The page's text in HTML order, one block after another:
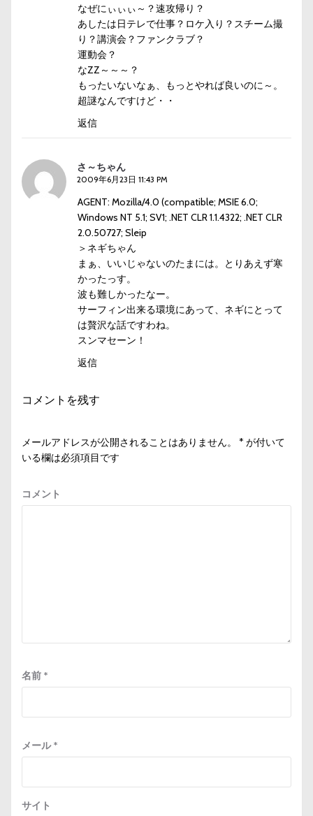
なぜにぃぃぃ～？速攻帰り？
あしたは日テレで仕事？ロケ入り？スチーム撮
り？講演会？ファンクラブ？
運動会？
なZZ～～～？
もったいないなぁ、もっとやれば良いのに～。
超謎なんですけど・・
返信
さ～ちゃん
2009年6月23日 11:43 PM
AGENT: Mozilla/4.0 (compatible; MSIE 6.0;
Windows NT 5.1; SV1; .NET CLR 1.1.4322; .NET CLR
2.0.50727; Sleip
＞ネギちゃん
まぁ、いいじゃないのたまには。とりあえず寒
かったっす。
波も難しかったなー。
サーフィン出来る環境にあって、ネギにとって
は贅沢な話ですわね。
スンマセーン！
返信
コメントを残す
メールアドレスが公開されることはありません。 * が付いて
いる欄は必須項目です
コメント
名前 *
メール*
サイト